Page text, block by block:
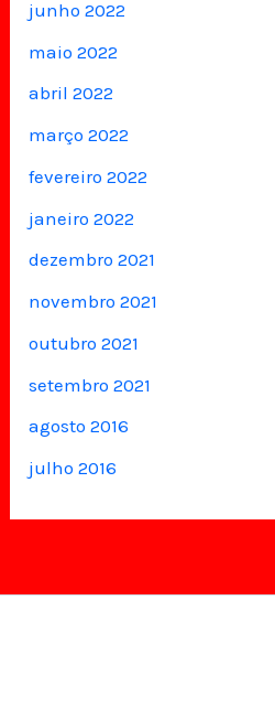
junho 2022
maio 2022
abril 2022
março 2022
fevereiro 2022
janeiro 2022
dezembro 2021
novembro 2021
outubro 2021
setembro 2021
agosto 2016
julho 2016